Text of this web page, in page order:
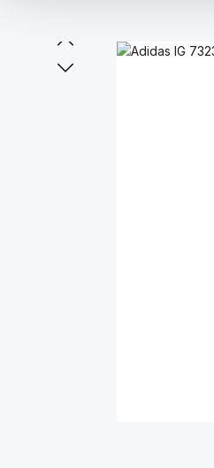
Bildergalerie überspringen